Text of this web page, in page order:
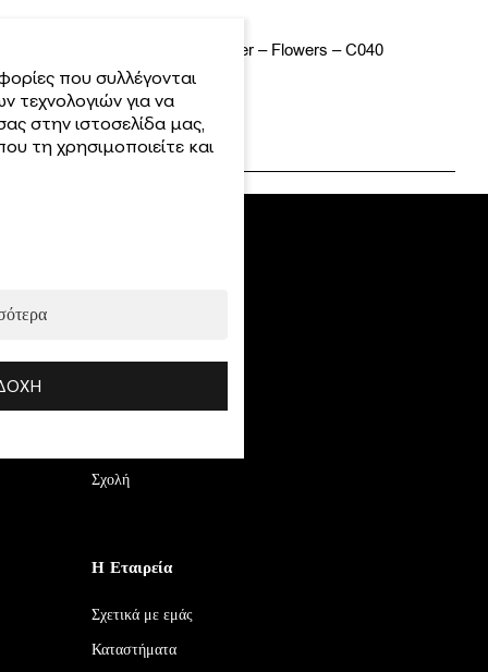
Sova Decor Water Decal Slider – Flowers – C040
Κωδ.:
700.60139-C040
Αναλώσιμα
Σχολή
Η Εταιρεία
Σχετικά με εμάς
Καταστήματα
που συλλέγονται
τεχνολογιών για να
στην ιστοσελίδα μας,
τη χρησιμοποιείτε και